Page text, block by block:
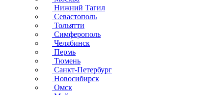
Нижний Тагил
Севастополь
Тольятти
Симферополь
Челябинск
Пермь
Тюмень
Санкт-Петербург
Новосибирск
Омск